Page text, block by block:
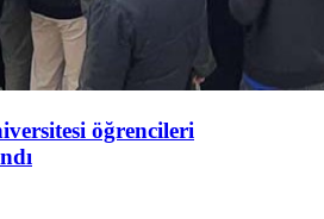
öğrencileri